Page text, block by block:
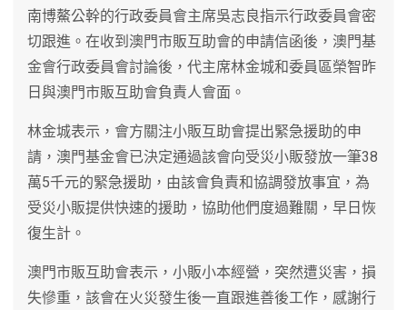
南博鰲公幹的行政委員會主席吳志良指示行政委員會密
切跟進。在收到澳門市販互助會的申請信函後，澳門基
金會行政委員會討論後，代主席林金城和委員區榮智昨
日與澳門市販互助會負責人會面。
林金城表示，會方關注小販互助會提出緊急援助的申
請，澳門基金會已決定通過該會向受災小販發放一筆38
萬5千元的緊急援助，由該會負責和協調發放事宜，為
受災小販提供快速的援助，協助他們度過難關，早日恢
復生計。
澳門市販互助會表示，小販小本經營，突然遭災害，損
失慘重，該會在火災發生後一直跟進善後工作，感謝行